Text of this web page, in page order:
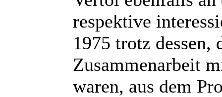
respektive
1975 trotz
Zusammenarbeit
waren, aus dem